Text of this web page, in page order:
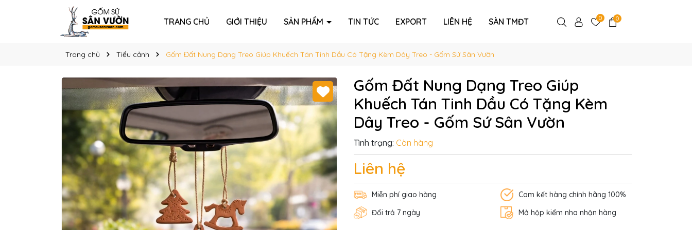
TRANG CHỦ GIỚI THIỆU SẢN PHẨM TIN TỨC EXPORT LIÊN HỆ SÀN TMĐT 0 0
Trang chủ Tiểu cảnh Gốm Đất Nung Dạng Treo Giúp Khuếch Tán Tinh Dầu Có Tặng Kèm Dây Treo - Gốm Sứ Sân Vườn
Gốm Đất Nung Dạng Treo Giúp
Khuếch Tán Tinh Dầu Có Tặng Kèm
Dây Treo - Gốm Sứ Sân Vườn
Tình trạng: Còn hàng
Liên hệ
Miễn phí giao hàng
Cam kết hàng chính hãng 100%
Đổi trả 7 ngày
Mở hộp kiểm nha nhận hàng